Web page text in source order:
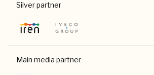
Silver partner
Main media partner